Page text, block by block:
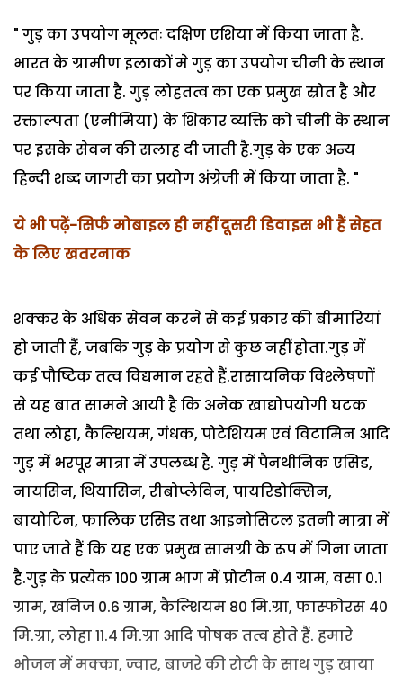
" गुड़ का उपयोग मूलतः दक्षिण एशिया में किया जाता है.
भारत के ग्रामीण इलाकों मे गुड़ का उपयोग चीनी के स्थान
पर किया जाता है. गुड़ लोहतत्व का एक प्रमुख स्रोत है और
रक्ताल्पता (एनीमिया) के शिकार व्यक्ति को चीनी के स्थान
पर इसके सेवन की सलाह दी जाती है.गुड़ के एक अन्य
हिन्दी शब्द जागरी का प्रयोग अंग्रेजी में किया जाता है. "
ये भी पढ़ें-सिर्फ मोबाइल ही नहीं दूसरी डिवाइस भी हैं सेहत
के लिए खतरनाक
शक्कर के अधिक सेवन करने से कई प्रकार की बीमारियां
हो जाती हैं, जबकि गुड़ के प्रयोग से कुछ नहीं होता.गुड़ में
कई पौष्टिक तत्व विद्यमान रहते हैं.रासायनिक विश्लेषणों
से यह बात सामने आयी है कि अनेक खाद्योपयोगी घटक
तथा लोहा, कैल्शियम, गंधक, पोटेशियम एवं विटामिन आदि
गुड़ में भरपूर मात्रा में उपलब्ध है. गुड़ में पैनथीनिक एसिड,
नायसिन, थियासिन, रीबोप्लेविन, पायरिडोक्सिन,
बायोटिन, फालिक एसिड तथा आइनोसिटल इतनी मात्रा में
पाए जाते हैं कि यह एक प्रमुख सामग्री के रूप में गिना जाता
है.गुड़ के प्रत्येक 100 ग्राम भाग में प्रोटीन 0.4 ग्राम, वसा 0.1
ग्राम, खनिज 0.6 ग्राम, कैल्शियम 80 मि.ग्रा, फास्फोरस 40
मि.ग्रा, लोहा 11.4 मि.ग्रा आदि पोषक तत्व होते हैं. हमारे
भोजन में मक्का, ज्वार, बाजरे की रोटी के साथ गुड़ खाया